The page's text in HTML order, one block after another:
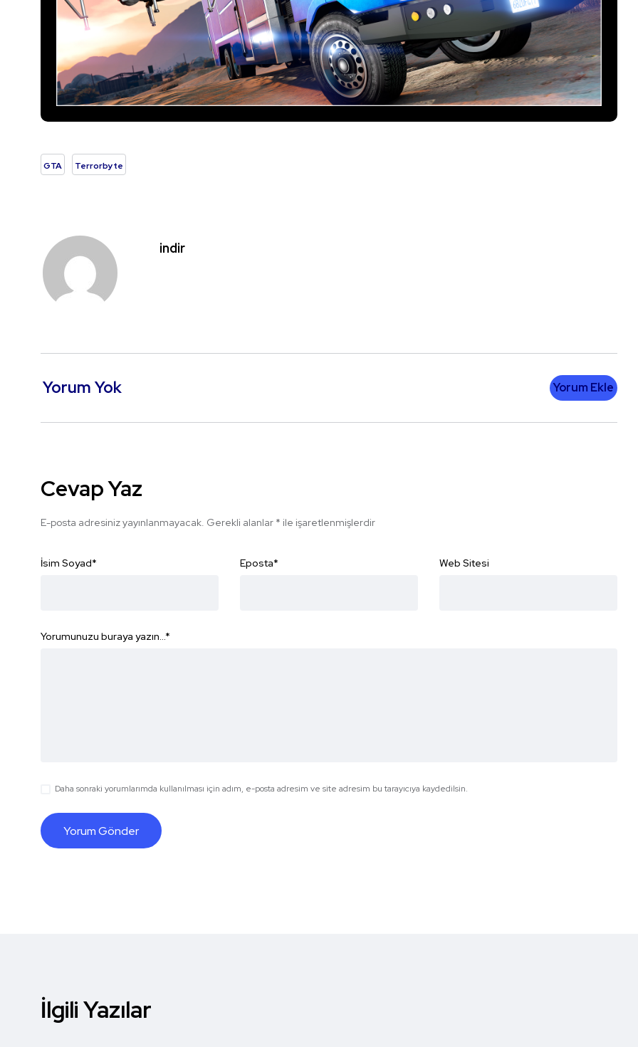
GTA Terrorbyte
indir
Yorum Yok Yorum Ekle
Cevap Yaz
E-posta adresiniz yayınlanmayacak. Gerekli alanlar * ile işaretlenmişlerdir
İsim Soyad* Eposta* Web Sitesi
Yorumunuzu buraya yazın...*
Daha sonraki yorumlarımda kullanılması için adım, e-posta adresim ve site adresim bu tarayıcıya kaydedilsin.
İlgili Yazılar